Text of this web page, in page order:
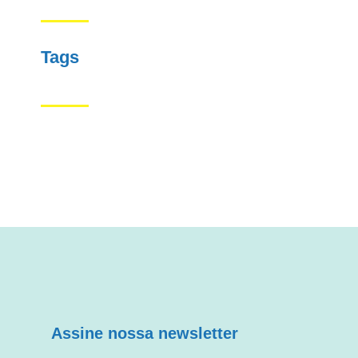
Tags
Assine nossa newsletter